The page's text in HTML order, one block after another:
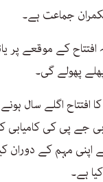
جماعت ہے۔
افتتاح کے موقعے
پھولے گی۔
افتتاح اگلے سال
جے پی کی کامیابی
اپنی مہم کے دوران
ہے۔